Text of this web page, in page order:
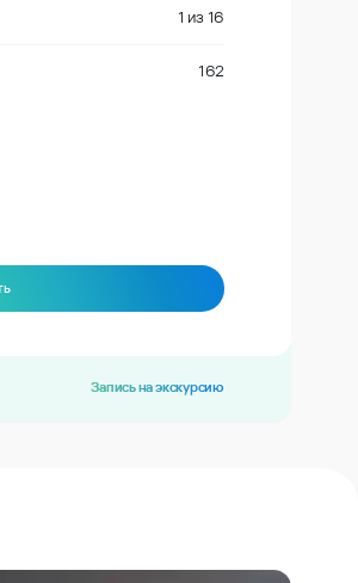
1 из 16
162
Запись на экскурсию